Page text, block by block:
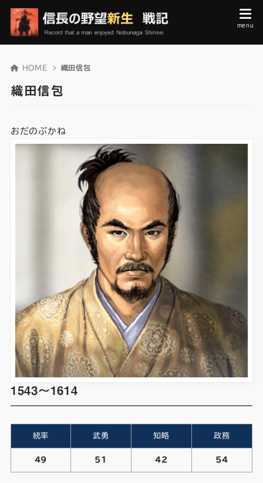
HOME 織田信包
織田信包
おだのぶかね
1543～1614
統率 武勇 知略 政務
49 51 42 54